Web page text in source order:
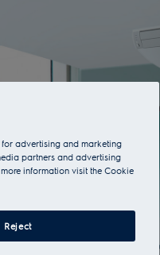
advertising and marketing
partners and advertising
information visit the Cookie
Reject